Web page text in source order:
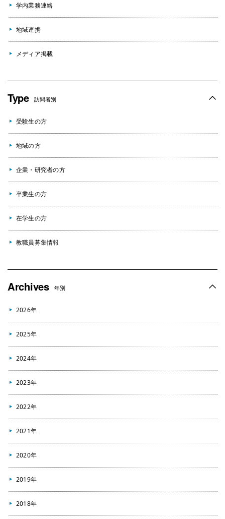
学内業務連絡
地域連携
メディア掲載
Type 訪問者別
受験生の方
地域の方
企業・研究者の方
卒業生の方
在学生の方
教職員募集情報
Archives 年別
2026年
2025年
2024年
2023年
2022年
2021年
2020年
2019年
2018年